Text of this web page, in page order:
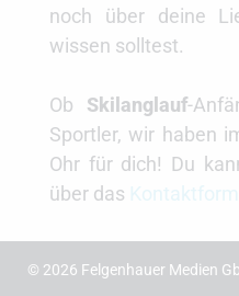
noch über deine
wissen solltest.
Ob Skilanglauf-
Sportler, wir haben
Ohr für dich! Du
über das
© 2026 Felgenhauer Medien